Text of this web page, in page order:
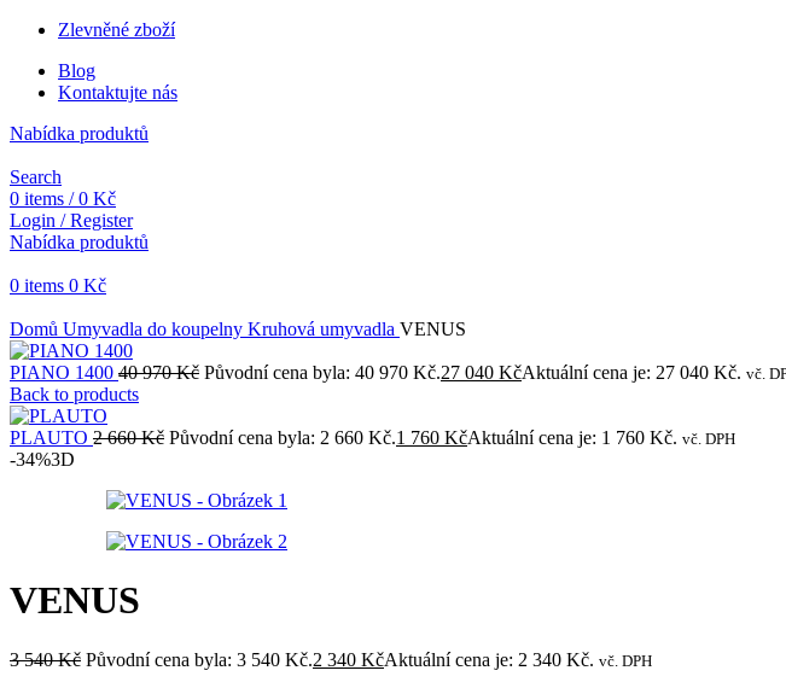
Zlevněné zboží
Blog
Kontaktujte nás
Nabídka produktů
Search
0 items / 0 Kč
Login / Register
Nabídka produktů
0 items 0 Kč
Domů Umyvadla do koupelny Kruhová umyvadla VENUS
PIANO 1400 40 970Kč Původní cena byla: 40 970 Kč.27 040 KčAktuální cena je: 27 040 Kč. vč.
Back to products
PLAUTO 2 660Kč Původní cena byla: 2 660 Kč.1 760 KčAktuální cena je: 1 760 Kč. vč. DPH
-34%3D
VENUS
3 540Kč Původní cena byla: 3 540 Kč.2 340 KčAktuální cena je: 2 340 Kč. vč. DPH